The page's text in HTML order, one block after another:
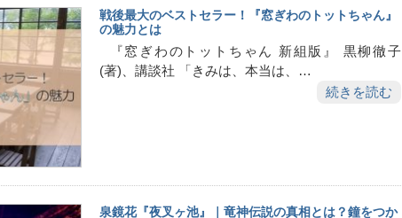
戦後最大のベストセラー！『窓ぎわのトットちゃん』
の魅力とは
『窓ぎわのトットちゃん 新組版』 黒柳徹子
(著)、講談社 「きみは、本当は、…
続きを読む
泉鏡花『夜叉ヶ池』｜竜神伝説の真相とは？鐘をつか